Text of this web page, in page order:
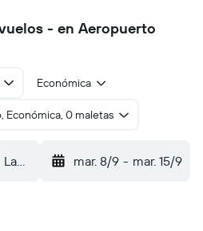
- en Aeropuerto
Económica
Económica, 0 maletas
Lamap (LPM) mar. 8/9 - mar. 15/9